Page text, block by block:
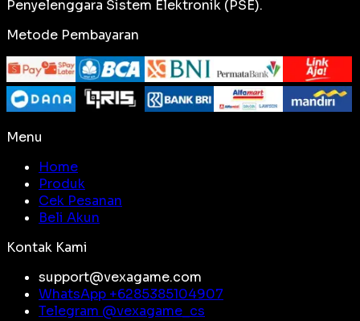
Penyelenggara Sistem Elektronik (PSE).
Metode Pembayaran
Menu
Home
Produk
Cek Pesanan
Beli Akun
Kontak Kami
support@vexagame.com
WhatsApp +6285385104907
Telegram @vexagame_cs